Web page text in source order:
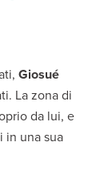
Giosué
La zona di
da lui, e
in una sua